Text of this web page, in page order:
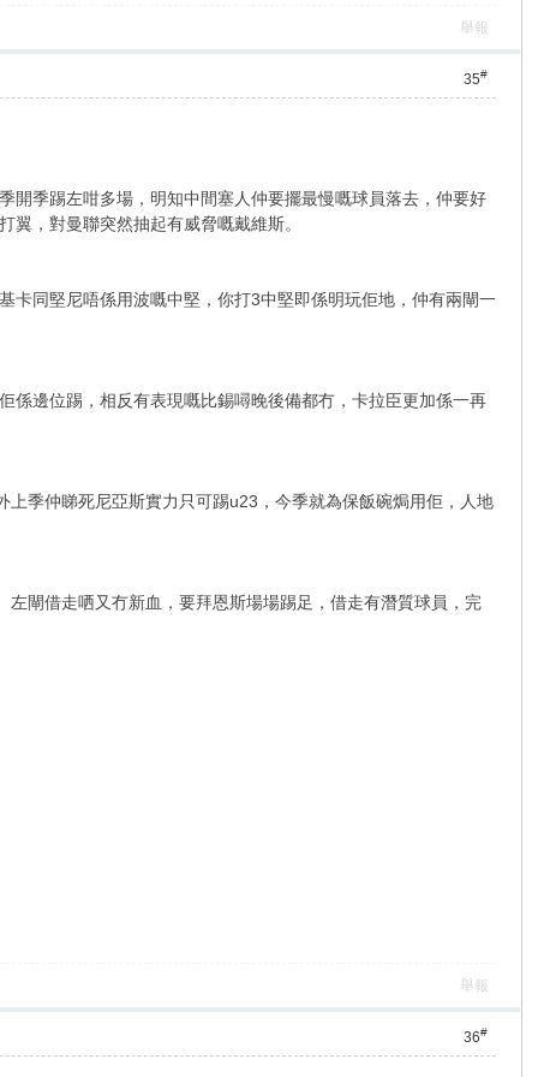
舉報
35#
開季踢左咁多場，明知中間塞人仲要擺最慢嘅球員落去，仲要好
，對曼聯突然抽起有威脅嘅戴維斯。
卡同堅尼唔係用波嘅中堅，你打3中堅即係明玩佢地，仲有兩閘一
係邊位踢，相反有表現嘅比錫噚晚後備都冇，卡拉臣更加係一再
季仲睇死尼亞斯實力只可踢u23，今季就為保飯碗焗用佢，人地
閘借走哂又冇新血，要拜恩斯場場踢足，借走有潛質球員，完
舉報
36#